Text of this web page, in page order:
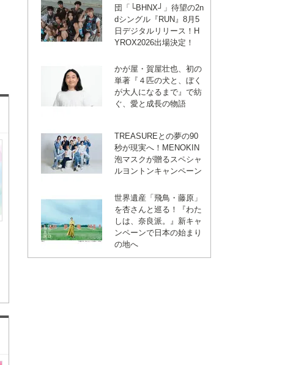
団「└BHNX┘」待望の2n
dシングル『RUN』8月5
日デジタルリリース！H
YROX2026出場決定！
かが屋・賀屋壮也、初の
単著『４匹の犬と、ぼく
が大人になるまで』で紡
ぐ、愛と成長の物語
TREASUREとの夢の90
秒が現実へ！MENOKIN
泡マスクが贈るスペシャ
ルヨントンキャンペーン
世界遺産「飛鳥・藤原」
を杏さんと巡る！『わた
しは、奈良派。』新キャ
ンペーンで日本の始まり
の地へ